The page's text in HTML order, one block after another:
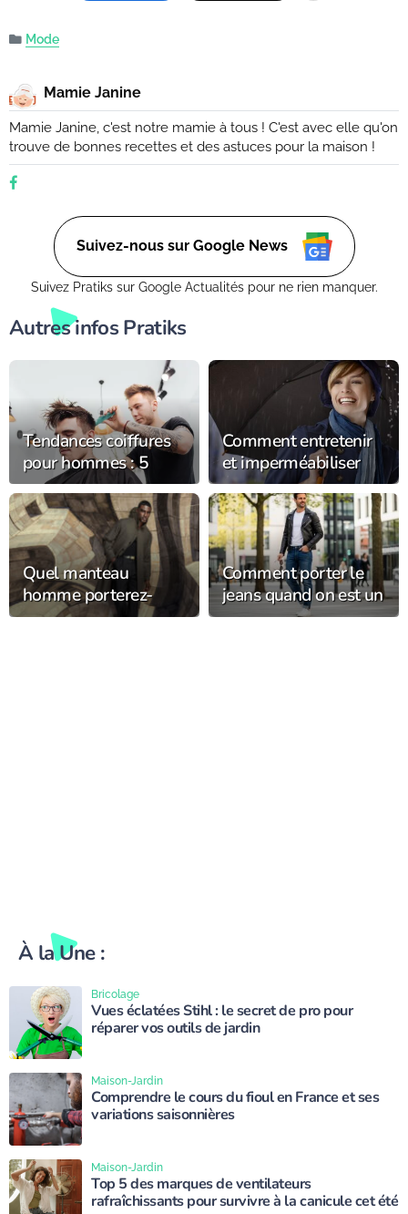
Mode
Mamie Janine
Mamie Janine, c'est notre mamie à tous ! C'est avec elle qu'on
trouve de bonnes recettes et des astuces pour la maison !
Suivez-nous sur Google News
Suivez Pratiks sur Google Actualités pour ne rien manquer.
Autres infos Pratiks
Tendances coiffures
pour hommes : 5
coupes et styles en
vogue cette année
Comment entretenir
et imperméabiliser
son chapeau de pluie
pour le garder plus
longtemps ?
Quel manteau
homme porterez-
vous cet hiver ?
Comment porter le
jeans quand on est un
homme au quotidien
À la Une :
Vues éclatées Stihl : le secret de pro pour
réparer vos outils de jardin
Bricolage
Comprendre le cours du fioul en France et ses
variations saisonnières
Maison-Jardin
Top 5 des marques de ventilateurs
rafraîchissants pour survivre à la canicule cet été
Maison-Jardin